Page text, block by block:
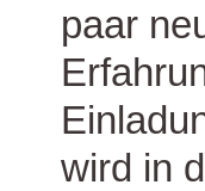
paar
wird in